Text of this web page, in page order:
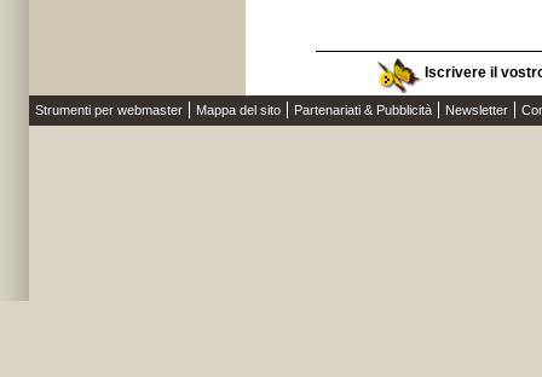
Iscrivere il
Strumenti per webmaster Mappa del sito Partenariati & Pubblicità Newsletter